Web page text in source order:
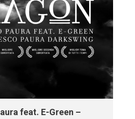
feat. E-Green –